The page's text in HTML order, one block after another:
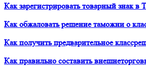
Как зарегистрировать товарный знак
Как обжаловать решение таможни о
Как получить предварительное
Как правильно составить